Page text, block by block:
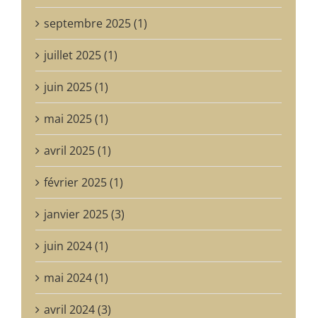
septembre 2025 (1)
juillet 2025 (1)
juin 2025 (1)
mai 2025 (1)
avril 2025 (1)
février 2025 (1)
janvier 2025 (3)
juin 2024 (1)
mai 2024 (1)
avril 2024 (3)